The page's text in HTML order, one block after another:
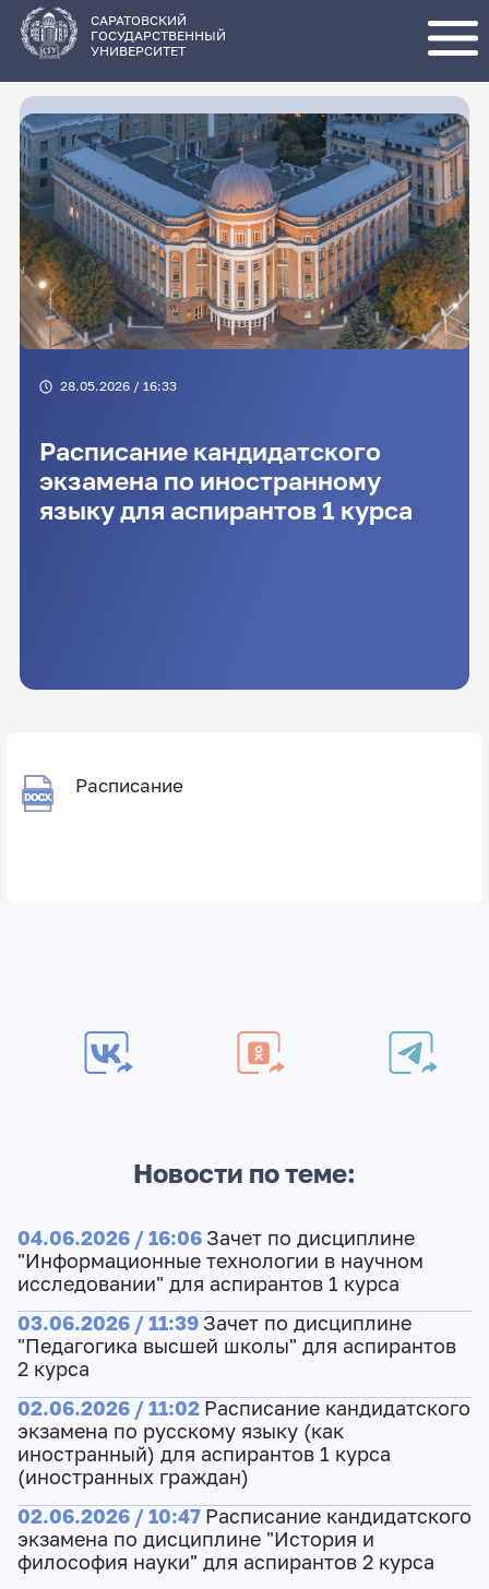
основному
содержанию
САРАТОВСКИЙ
ГОСУДАРСТВЕННЫЙ
УНИВЕРСИТЕТ
28.05.2026 / 16:33
Расписание кандидатского
экзамена по иностранному
языку для аспирантов 1 курса
Расписание
Новости по теме:
04.06.2026 / 16:06 Зачет по дисциплине
"Информационные технологии в научном
исследовании" для аспирантов 1 курса
03.06.2026 / 11:39 Зачет по дисциплине
"Педагогика высшей школы" для аспирантов
2 курса
02.06.2026 / 11:02 Расписание кандидатского
экзамена по русскому языку (как
иностранный) для аспирантов 1 курса
(иностранных граждан)
02.06.2026 / 10:47 Расписание кандидатского
экзамена по дисциплине "История и
философия науки" для аспирантов 2 курса